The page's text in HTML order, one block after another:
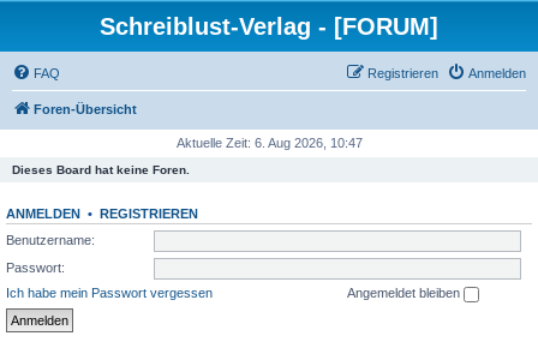
Schreiblust-Verlag - [FORUM]
FAQ Anmelden
Registrieren
Foren-Übersicht
Aktuelle Zeit: 6. Aug 2026, 10:47
Dieses Board hat keine Foren.
ANMELDEN • REGISTRIEREN
Benutzername:
Passwort:
Ich habe mein Passwort vergessen
Angemeldet bleiben